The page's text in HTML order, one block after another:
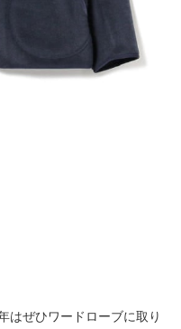
はぜひワードローブに取り